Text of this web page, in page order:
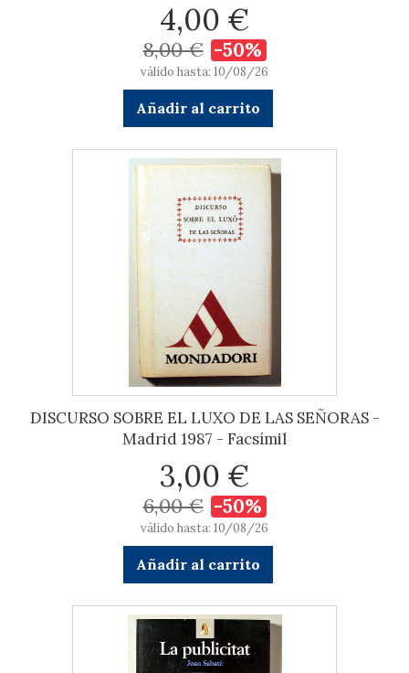
4,00 €
8,00 € -50%
válido hasta: 10/08/26
Añadir al carrito
DISCURSO SOBRE EL LUXO DE LAS SEÑORAS -
Madrid 1987 - Facsímil
3,00 €
6,00 € -50%
válido hasta: 10/08/26
Añadir al carrito